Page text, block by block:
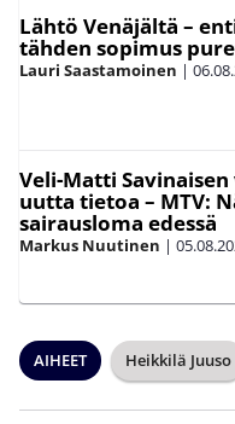
Lähtö Venäjältä –
tähden sopimus
Lauri Saastamoinen |
Veli-Matti
uutta tietoa – MTV:
sairausloma edessä
Markus Nuutinen |
AIHEET Heikkilä Juuso